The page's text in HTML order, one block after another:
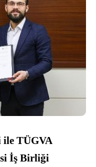
TÜGVA
İş Birliği